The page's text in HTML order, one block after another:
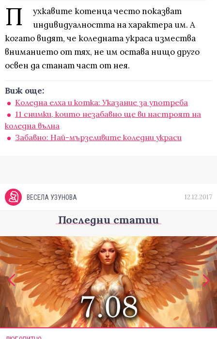
П
ухкавите котенца често показват
индивидуалността на характера им. А
когато видят, че коледната украса измества
вниманието от тях, не им остава нищо друго
освен да станат част от нея.
Виж още:
Коледна елха и котка: Указание за употреба
11 снимки, които незабавно ще ви настроят на
коледна вълна
Забавно: Най-мързеливите коледни украси
ВЕСЕЛА УЗУНОВА 12.12.2017
Последни статии